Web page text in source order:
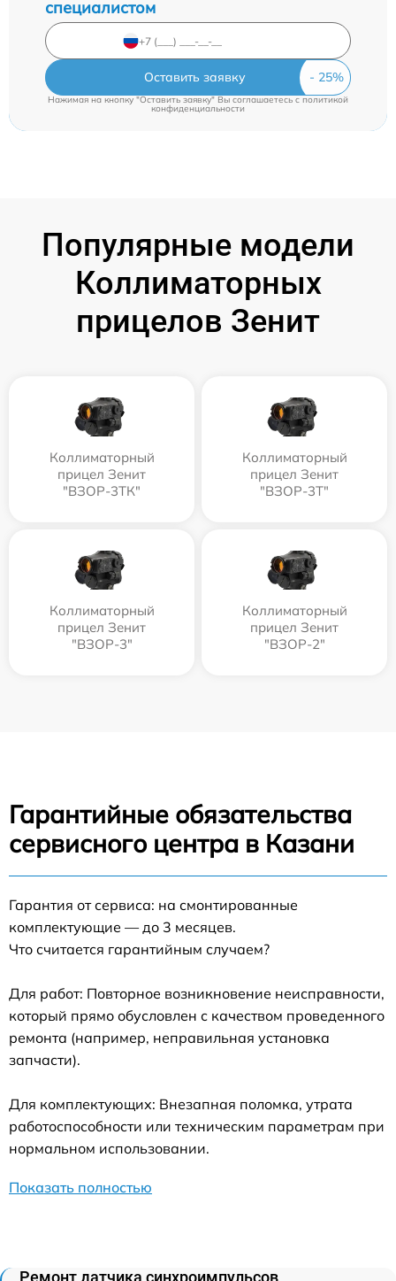
специалистом
Оставить заявку
Нажимая на кнопку "Оставить заявку" Вы соглашаетесь c политикой
конфиденциальности
Популярные модели
Коллиматорных
прицелов Зенит
Коллиматорный
прицел Зенит
"ВЗОР-3ТК"
Коллиматорный
прицел Зенит
"ВЗОР-3Т"
Коллиматорный
прицел Зенит
"ВЗОР-3"
Коллиматорный
прицел Зенит
"ВЗОР-2"
Гарантийные обязательства
сервисного центра в Казани
Гарантия от сервиса: на смонтированные
комплектующие — до 3 месяцев.
Что считается гарантийным случаем?
Для работ: Повторное возникновение неисправности,
который прямо обусловлен с качеством проведенного
ремонта (например, неправильная установка
запчасти).
Для комплектующих: Внезапная поломка, утрата
работоспособности или техническим параметрам при
нормальном использовании.
Показать полностью
Ремонт датчика синхроимпульсов